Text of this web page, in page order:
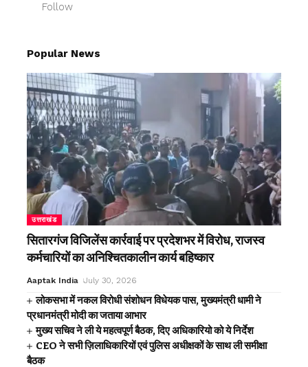
Follow
Popular News
उत्तराखंड
सितारगंज विजिलेंस कार्रवाई पर प्रदेशभर में विरोध, राजस्व
कर्मचारियों का अनिश्चितकालीन कार्य बहिष्कार
Aaptak India July 30, 2026
लोकसभा में नकल विरोधी संशोधन विधेयक पास, मुख्यमंत्री धामी ने
प्रधानमंत्री मोदी का जताया आभार
मुख्य सचिव ने ली ये महत्वपूर्ण बैठक, दिए अधिकारियो को ये निर्देश
CEO ने सभी ज़िलाधिकारियों एवं पुलिस अधीक्षकों के साथ ली समीक्षा
बैठक